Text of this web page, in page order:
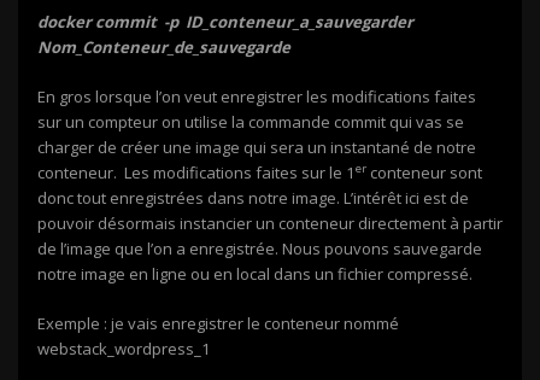
docker commit -p ID_conteneur_a_sauvegarder
Nom_Conteneur_de_sauvegarde
En gros lorsque l’on veut enregistrer les modifications faites
sur un compteur on utilise la commande commit qui vas se
charger de créer une image qui sera un instantané de notre
conteneur. Les modifications faites sur le 1 er conteneur sont
donc tout enregistrées dans notre image. L’intérêt ici est de
pouvoir désormais instancier un conteneur directement à partir
de l’image que l’on a enregistrée. Nous pouvons sauvegarde
notre image en ligne ou en local dans un fichier compressé.
Exemple : je vais enregistrer le conteneur nommé
webstack_wordpress_1